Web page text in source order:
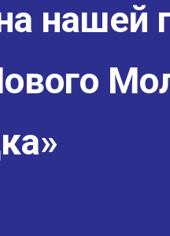
нашей